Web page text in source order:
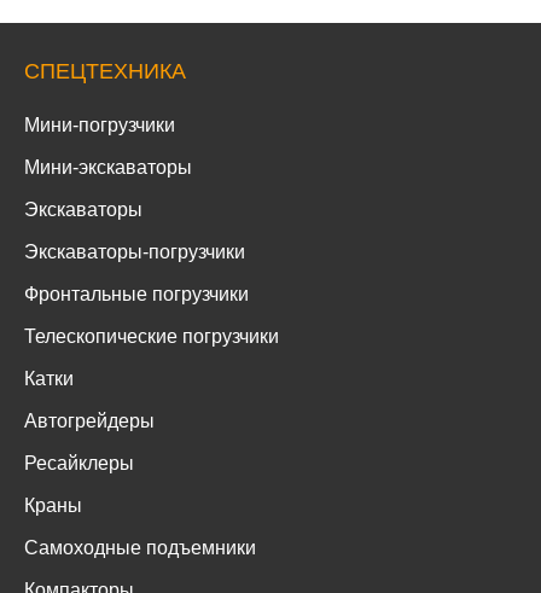
СПЕЦТЕХНИКА
Мини-погрузчики
Мини-экскаваторы
Экскаваторы
Экскаваторы-погрузчики
Фронтальные погрузчики
Телескопические погрузчики
Катки
Автогрейдеры
Ресайклеры
Краны
Самоходные подъемники